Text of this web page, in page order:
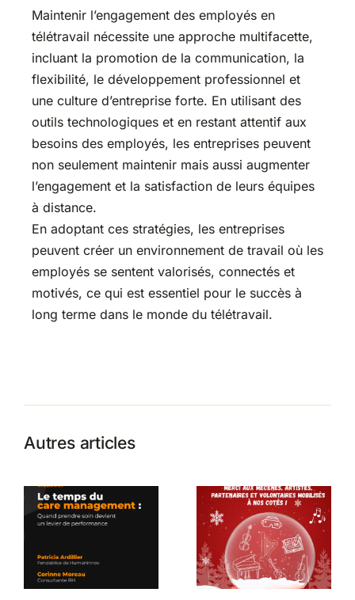
Maintenir l’engagement des employés en
télétravail nécessite une approche multifacette,
incluant la promotion de la communication, la
flexibilité, le développement professionnel et
une culture d’entreprise forte. En utilisant des
outils technologiques et en restant attentif aux
besoins des employés, les entreprises peuvent
non seulement maintenir mais aussi augmenter
l’engagement et la satisfaction de leurs équipes
à distance.
En adoptant ces stratégies, les entreprises
peuvent créer un environnement de travail où les
employés se sentent valorisés, connectés et
motivés, ce qui est essentiel pour le succès à
long terme dans le monde du télétravail.
Autres articles